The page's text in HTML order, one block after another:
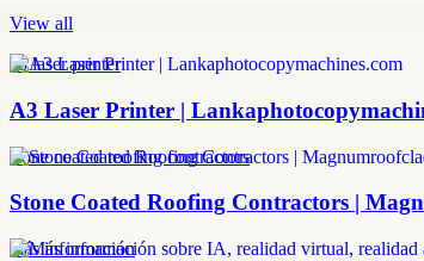
View all
a3 laser printer
A3 Laser Printer |
stone coated roofing contractors
Stone Coated Roofing Contractors |
más información